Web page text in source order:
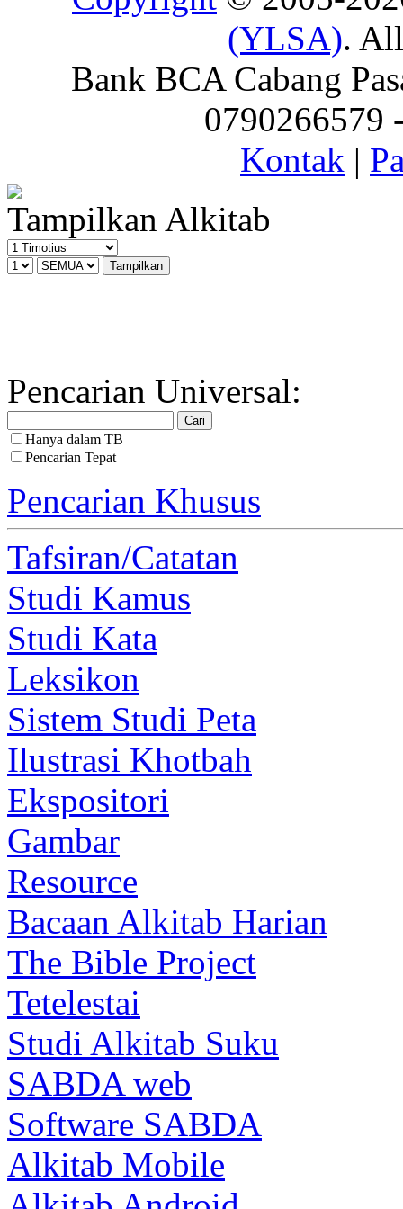
(YLSA).
Bank BCA Cabang
0790266579
Kontak |
Tampilkan Alkitab
Pencarian Universal:
Hanya dalam TB
Pencarian Tepat
Pencarian Khusus
Tafsiran/Catatan
Studi Kamus
Studi Kata
Leksikon
Sistem Studi Peta
Ilustrasi Khotbah
Ekspositori
Gambar
Resource
Bacaan Alkitab Harian
The Bible Project
Tetelestai
Studi Alkitab Suku
SABDA web
Software SABDA
Alkitab Mobile